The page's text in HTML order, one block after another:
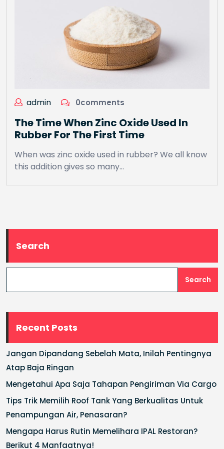
admin 0comments
The Time When Zinc Oxide Used In
Rubber For The First Time
When was zinc oxide used in rubber? We all know
this addition gives so many…
Search
Search
Recent Posts
Jangan Dipandang Sebelah Mata, Inilah Pentingnya
Atap Baja Ringan
Mengetahui Apa Saja Tahapan Pengiriman Via Cargo
Tips Trik Memilih Roof Tank Yang Berkualitas Untuk
Penampungan Air, Penasaran?
Mengapa Harus Rutin Memelihara IPAL Restoran?
Berikut 4 Manfaatnya!